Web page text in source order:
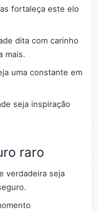
fortaleça este elo
dita com carinho
mais.
uma constante em
seja inspiração
raro
verdadeira seja